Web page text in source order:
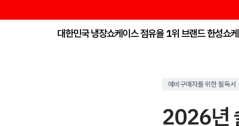
대한민국 냉장쇼케이스 점유율 1위 브랜드 한성쇼
예비구매자를 위한 필독서
2026년